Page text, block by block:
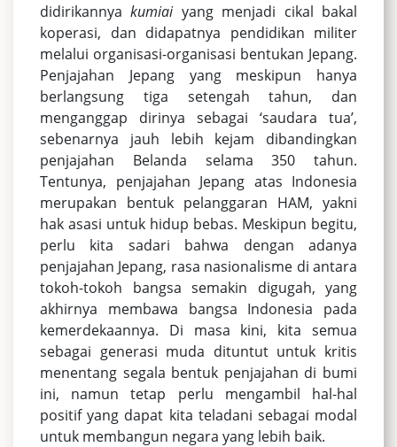
didirikannyakumiai yang menjadi cikal bakal
koperasi, dan didapatnya pendidikan militer
melalui organisasi-organisasi bentukan Jepang.
Penjajahan Jepang yang meskipun hanya
berlangsung tiga setengah tahun, dan
menganggap dirinya sebagai ‘saudara tua’,
sebenarnya jauh lebih kejam dibandingkan
penjajahan Belanda selama 350 tahun.
Tentunya, penjajahan Jepang atas Indonesia
merupakan bentuk pelanggaran HAM, yakni
hak asasi untuk hidup bebas. Meskipun begitu,
perlu kita sadari bahwa dengan adanya
penjajahan Jepang, rasa nasionalisme di antara
tokoh-tokoh bangsa semakin digugah, yang
akhirnya membawa bangsa Indonesia pada
kemerdekaannya. Di masa kini, kita semua
sebagai generasi muda dituntut untuk kritis
menentang segala bentuk penjajahan di bumi
ini, namun tetap perlu mengambil hal-hal
positif yang dapat kita teladani sebagai modal
untuk membangun negara yang lebih baik.